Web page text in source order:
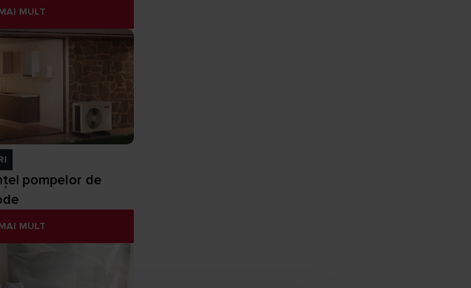
MULT
pompelor de
MULT